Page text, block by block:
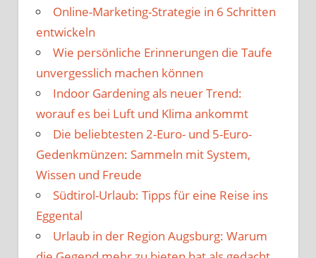
Online-Marketing-Strategie in 6 Schritten
entwickeln
Wie persönliche Erinnerungen die Taufe
unvergesslich machen können
Indoor Gardening als neuer Trend:
worauf es bei Luft und Klima ankommt
Die beliebtesten 2-Euro- und 5-Euro-
Gedenkmünzen: Sammeln mit System,
Wissen und Freude
Südtirol-Urlaub: Tipps für eine Reise ins
Eggental
Urlaub in der Region Augsburg: Warum